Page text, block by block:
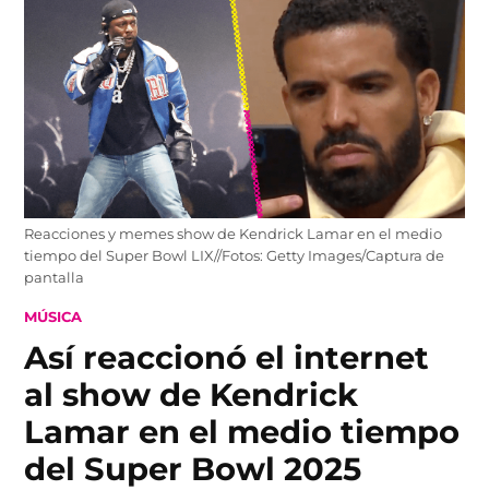
Reacciones y memes show de Kendrick Lamar en el medio
tiempo del Super Bowl LIX//Fotos: Getty Images/Captura de
pantalla
POSTED
MÚSICA
Así reaccionó el internet
al show de Kendrick
Lamar en el medio tiempo
del Super Bowl 2025